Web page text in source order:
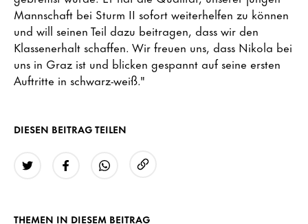
Mannschaft bei Sturm II sofort weiterhelfen zu können
und will seinen Teil dazu beitragen, dass wir den
Klassenerhalt schaffen. Wir freuen uns, dass Nikola bei
uns in Graz ist und blicken gespannt auf seine ersten
Auftritte in schwarz-weiß."
DIESEN BEITRAG TEILEN
THEMEN IN DIESEM BEITRAG